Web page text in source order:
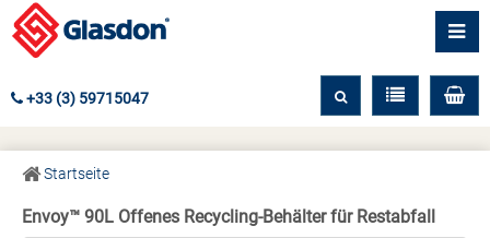
+33 (3) 59715047
Startseite
Envoy™ 90L Offenes Recycling-Behälter für Restabfall